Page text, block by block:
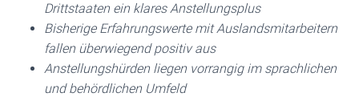
Drittstaaten ein klares Anstellungsplus
Bisherige Erfahrungswerte mit Auslandsmitarbeitern
fallen überwiegend positiv aus
Anstellungshürden liegen vorrangig im sprachlichen
und behördlichen Umfeld